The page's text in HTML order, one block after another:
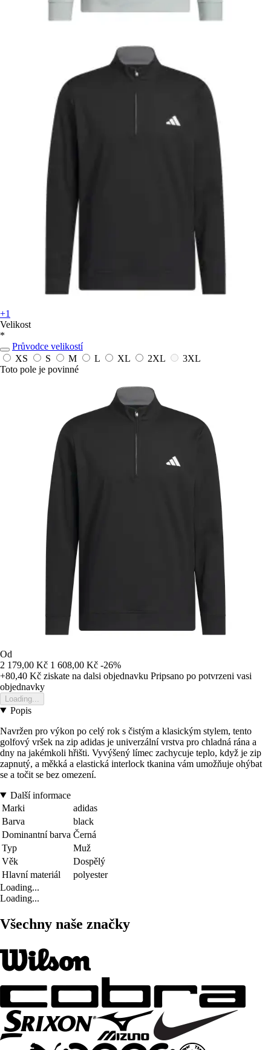
+1
Velikost
*
Průvodce velikostí
XS
S M L XL 2XL
3XL
Toto pole je povinné
Od
2 179,00 Kč 1 608,00 Kč -26%
+80,40 Kč ziskate na dalsi objednavku Pripsano po potvrzeni vasi
objednavky
Loading...
Popis
Navržen pro výkon po celý rok s čistým a klasickým stylem, tento
golfový vršek na zip adidas je univerzální vrstva pro chladná rána a
dny na jakémkoli hřišti. Vyvýšený límec zachycuje teplo, když je zip
zapnutý, a měkká a elastická interlock tkanina vám umožňuje ohýbat
se a točit se bez omezení.
Další informace
Marki
adidas
Barva
black
Dominantní barva Černá
Typ
Muž
Věk
Dospělý
Hlavní materiál
polyester
Loading...
Loading...
Všechny naše značky